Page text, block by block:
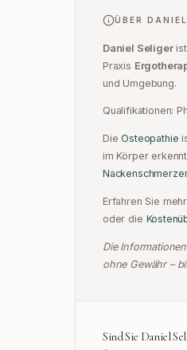
ÜBER
Daniel Seligerist
Praxis
und Umgebung.
Qualifikationen:
DieOsteopathie
im Körper
Erfahren Sie
oder die
Die
ohne Gewähr –
Sind Sie Daniel